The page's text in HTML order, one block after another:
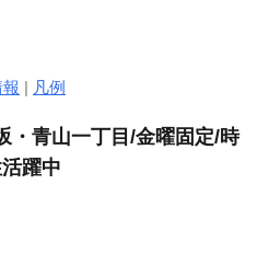
| 凡例
・青山一丁目/金曜固定/時
躍中